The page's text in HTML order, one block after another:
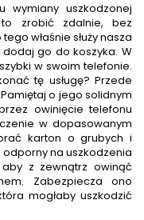
uszkodzonej
zrobić zdalnie, bez
właśnie służy nasza
go do koszyka. W
w swoim telefonie.
tę usługę? Przede
o jego solidnym
owinięcie telefonu
w dopasowanym
karton o grubych i
na uszkodzenia
z zewnątrz owinąć
Zabezpiecza ono
mogłaby uszkodzić